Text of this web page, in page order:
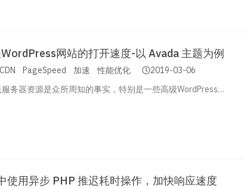
网站的打开速度-以 Avada 主题为例
CDN PageSpeed 加速 性能优化
2019-03-06
务器资源是众所周知的事实，特别是一些高级WordPress…
使用异步 PHP 推迟耗时操作，加快响应速度